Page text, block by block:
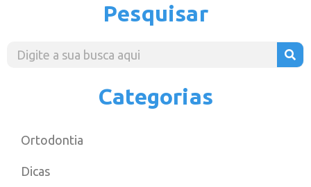
Pesquisar
Categorias
Ortodontia
Dicas